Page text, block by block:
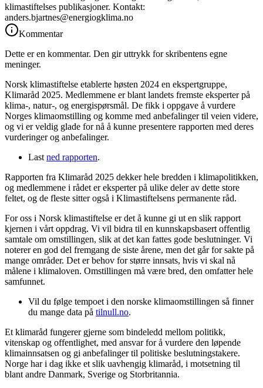
klimastiftelses publikasjoner. Kontakt:
anders.bjartnes@energiogklima.no
Kommentar
Dette er en kommentar. Den gir uttrykk for skribentens egne
meninger.
Norsk klimastiftelse etablerte høsten 2024 en ekspertgruppe,
Klimaråd 2025. Medlemmene er blant landets fremste eksperter på
klima-, natur-, og energispørsmål. De fikk i oppgave å vurdere
Norges klimaomstilling og komme med anbefalinger til veien videre,
og vi er veldig glade for nå å kunne presentere rapporten med deres
vurderinger og anbefalinger.
Last ned rapporten.
Rapporten fra Klimaråd 2025 dekker hele bredden i klimapolitikken,
og medlemmene i rådet er eksperter på ulike deler av dette store
feltet, og de fleste sitter også i Klimastiftelsens permanente råd.
For oss i Norsk klimastiftelse er det å kunne gi ut en slik rapport
kjernen i vårt oppdrag. Vi vil bidra til en kunnskapsbasert offentlig
samtale om omstillingen, slik at det kan fattes gode beslutninger. Vi
noterer en god del fremgang de siste årene, men det går for sakte på
mange områder. Det er behov for større innsats, hvis vi skal nå
målene i klimaloven. Omstillingen må være bred, den omfatter hele
samfunnet.
Vil du følge tempoet i den norske klimaomstillingen så finner
du mange data på tilnull.no.
Et klimaråd fungerer gjerne som bindeledd mellom politikk,
vitenskap og offentlighet, med ansvar for å vurdere den løpende
klimainnsatsen og gi anbefalinger til politiske beslutningstakere.
Norge har i dag ikke et slik uavhengig klimaråd, i motsetning til
blant andre Danmark, Sverige og Storbritannia.